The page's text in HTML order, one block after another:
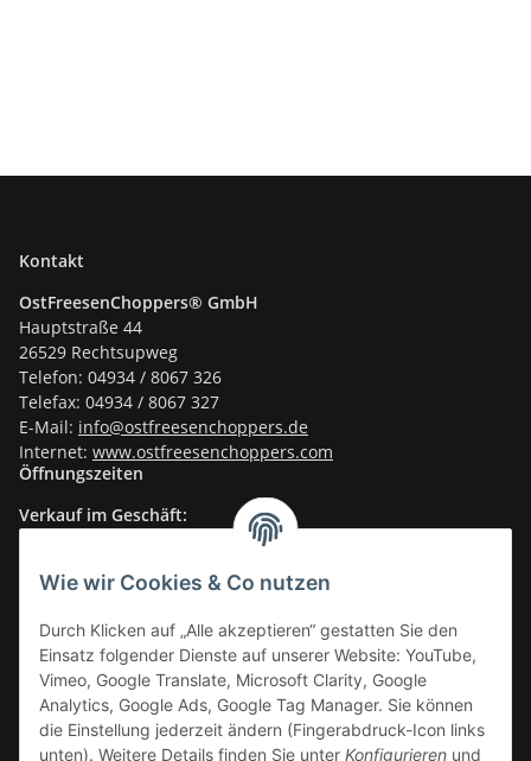
Wie wir Cookies & Co nutzen
Durch Klicken auf „Alle akzeptieren“ gestatten Sie den
Einsatz folgender Dienste auf unserer Website: YouTube,
Vimeo, Google Translate, Microsoft Clarity, Google
Analytics, Google Ads, Google Tag Manager. Sie können
die Einstellung jederzeit ändern (Fingerabdruck-Icon links
unten). Weitere Details finden Sie unter Konfigurieren und
Kontakt
OstFreesenChoppers® GmbH
Hauptstraße 44
26529 Rechtsupweg
Telefon: 04934 / 8067 326
Telefax: 04934 / 8067 327
E-Mail: info@ostfreesenchoppers.de
Internet: www.ostfreesenchoppers.com
Öffnungszeiten
Verkauf im Geschäft:
Sa.: 10.00–13.30 Uhr
Verkauf im Onlineshop:
24/7
Informationen